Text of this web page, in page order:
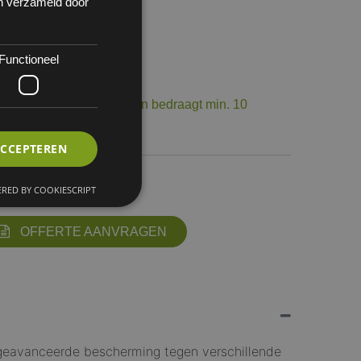
De levertermijn bedraagt min. 10
11
OFFERTE AANVRAGEN
bescherming tegen verschillende
Functioneel
BY COOKIESCRIPT